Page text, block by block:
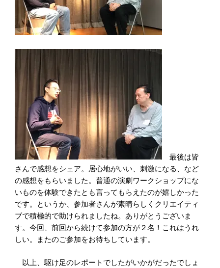
最後は皆
さんで感想をシェア。居心地がいい、刺激になる、など
の感想をもらいました。普通の演劇ワークショップにな
いものを体験できたとも言ってもらえたのが嬉しかった
です。というか、参加者さんが素晴らしくクリエイティ
ブで積極的で助けられましたね。ありがとうございま
す。今回、前回から続けて参加の方が２名！これはうれ
しい。またのご参加をお待ちしています。
以上、駆け足のレポートでしたがいかがだったでしょ